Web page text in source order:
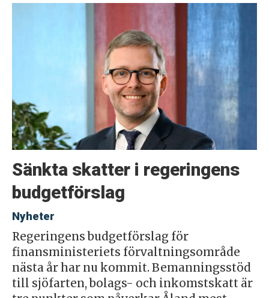
Sänkta skatter i regeringens
budgetförslag
Nyheter
Regeringens budgetförslag för
finansministeriets förvaltningsområde
nästa år har nu kommit. Bemanningsstöd
till sjöfarten, bolags- och inkomstskatt är